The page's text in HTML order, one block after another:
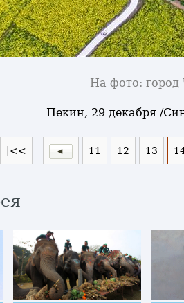
На фото:
Пекин, 29 декабря /
|<< 11 12 13